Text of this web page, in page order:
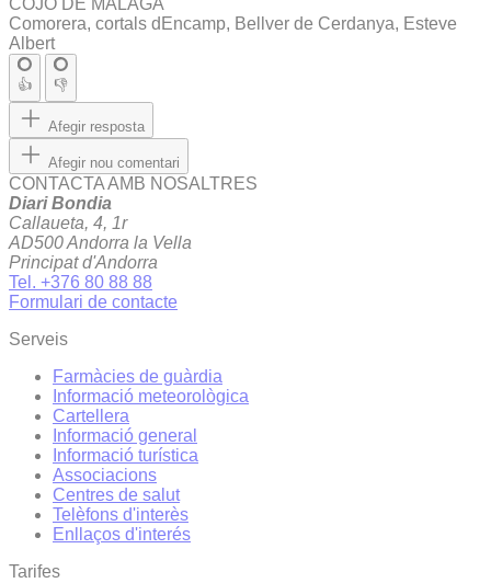
COJO DE MALAGA
Comorera, cortals dEncamp, Bellver de Cerdanya, Esteve
Albert
👍 👎
Afegir resposta
Afegir nou comentari
CONTACTA AMB NOSALTRES
Diari Bondia
Callaueta, 4, 1r
AD500 Andorra la Vella
Principat d'Andorra
Tel. +376 80 88 88
Formulari de contacte
Serveis
Farmàcies de guàrdia
Informació meteorològica
Cartellera
Informació general
Informació turística
Associacions
Centres de salut
Telèfons d'interès
Enllaços d'interés
Tarifes